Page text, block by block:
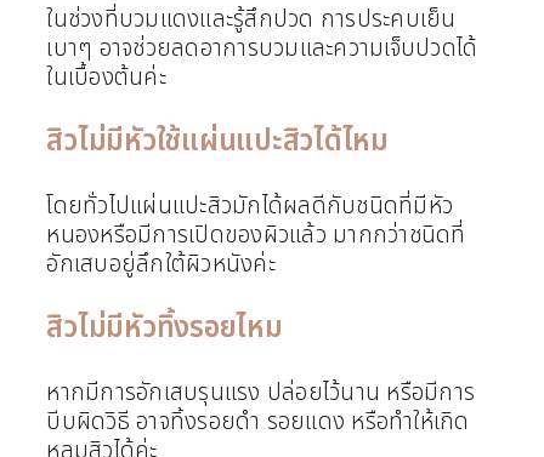
ในช่วงที่บวมแดงและรู้สึกปวด การประคบเย็น
เบาๆ อาจช่วยลดอาการบวมและความเจ็บปวดได้
ในเบื้องต้นค่ะ
สิวไม่มีหัวใช้แผ่นแปะสิวได้ไหม
โดยทั่วไปแผ่นแปะสิวมักได้ผลดีกับชนิดที่มีหัว
หนองหรือมีการเปิดของผิวแล้ว มากกว่าชนิดที่
อักเสบอยู่ลึกใต้ผิวหนังค่ะ
สิวไม่มีหัวทิ้งรอยไหม
หากมีการอักเสบรุนแรง ปล่อยไว้นาน หรือมีการ
บีบผิดวิธี อาจทิ้งรอยดำ รอยแดง หรือทำให้เกิด